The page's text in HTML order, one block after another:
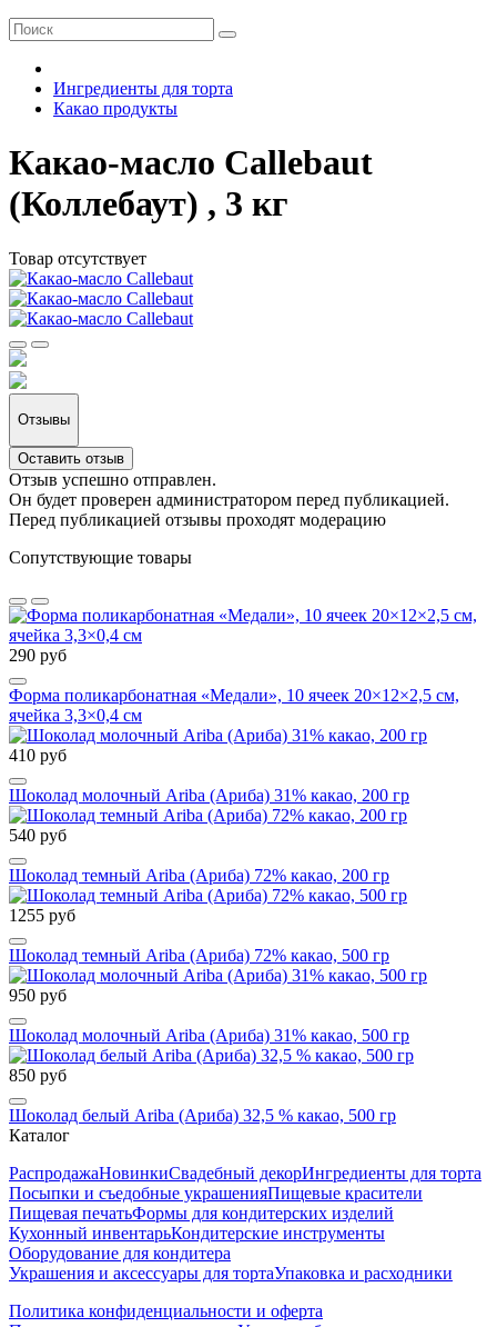
Ингредиенты для торта
Какао продукты
Какао-масло Callebaut
(Коллебаут) , 3 кг
Товар отсутствует
Отзывы
Оставить отзыв
Отзыв успешно отправлен.
Он будет проверен администратором перед публикацией.
Перед публикацией отзывы проходят модерацию
Сопутствующие товары
290 руб
Форма поликарбонатная «Медали», 10 ячеек 20×12×2,5 см,
ячейка 3,3×0,4 см
410 руб
Шоколад молочный Ariba (Ариба) 31% какао, 200 гр
540 руб
Шоколад темный Ariba (Ариба) 72% какао, 200 гр
1255 руб
Шоколад темный Ariba (Ариба) 72% какао, 500 гр
950 руб
Шоколад молочный Ariba (Ариба) 31% какао, 500 гр
850 руб
Шоколад белый Ariba (Ариба) 32,5 % какао, 500 гр
Каталог
РаспродажаНовинкиСвадебный декорИнгредиенты для торта
Посыпки и съедобные украшенияПищевые красители
Пищевая печатьФормы для кондитерских изделий
Кухонный инвентарьКондитерские инструменты
Оборудование для кондитера
Украшения и аксессуары для тортаУпаковка и расходники
Политика конфиденциальности и оферта